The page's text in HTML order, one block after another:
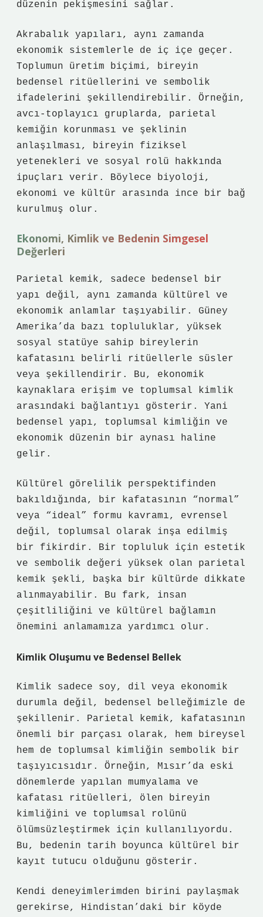
düzenin pekişmesini sağlar.
Akrabalık yapıları, aynı zamanda
ekonomik sistemlerle de iç içe geçer.
Toplumun üretim biçimi, bireyin
bedensel ritüellerini ve sembolik
ifadelerini şekillendirebilir. Örneğin,
avcı-toplayıcı gruplarda, parietal
kemiğin korunması ve şeklinin
anlaşılması, bireyin fiziksel
yetenekleri ve sosyal rolü hakkında
ipuçları verir. Böylece biyoloji,
ekonomi ve kültür arasında ince bir bağ
kurulmuş olur.
Ekonomi, Kimlik ve Bedenin Simgesel
Değerleri
Parietal kemik, sadece bedensel bir
yapı değil, aynı zamanda kültürel ve
ekonomik anlamlar taşıyabilir. Güney
Amerika’da bazı topluluklar, yüksek
sosyal statüye sahip bireylerin
kafatasını belirli ritüellerle süsler
veya şekillendirir. Bu, ekonomik
kaynaklara erişim ve toplumsal kimlik
arasındaki bağlantıyı gösterir. Yani
bedensel yapı, toplumsal kimliğin ve
ekonomik düzenin bir aynası haline
gelir.
Kültürel görelilik perspektifinden
bakıldığında, bir kafatasının “normal”
veya “ideal” formu kavramı, evrensel
değil, toplumsal olarak inşa edilmiş
bir fikirdir. Bir topluluk için estetik
ve sembolik değeri yüksek olan parietal
kemik şekli, başka bir kültürde dikkate
alınmayabilir. Bu fark, insan
çeşitliliğini ve kültürel bağlamın
önemini anlamamıza yardımcı olur.
Kimlik Oluşumu ve Bedensel Bellek
Kimlik sadece soy, dil veya ekonomik
durumla değil, bedensel belleğimizle de
şekillenir. Parietal kemik, kafatasının
önemli bir parçası olarak, hem bireysel
hem de toplumsal kimliğin sembolik bir
taşıyıcısıdır. Örneğin, Mısır’da eski
dönemlerde yapılan mumyalama ve
kafatası ritüelleri, ölen bireyin
kimliğini ve toplumsal rolünü
ölümsüzleştirmek için kullanılıyordu.
Bu, bedenin tarih boyunca kültürel bir
kayıt tutucu olduğunu gösterir.
Kendi deneyimlerimden birini paylaşmak
gerekirse, Hindistan’daki bir köyde